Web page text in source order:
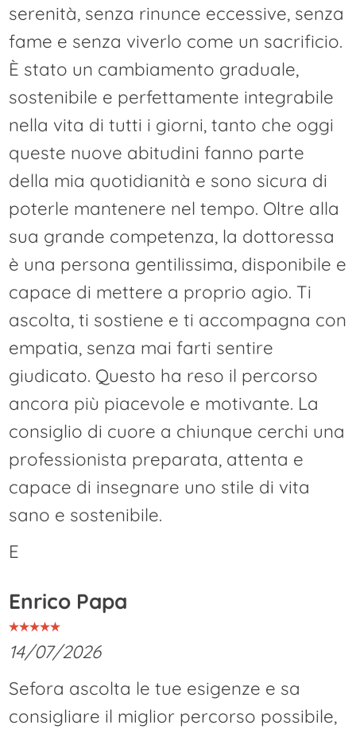
serenità, senza rinunce eccessive, senza
fame e senza viverlo come un sacrificio.
È stato un cambiamento graduale,
sostenibile e perfettamente integrabile
nella vita di tutti i giorni, tanto che oggi
queste nuove abitudini fanno parte
della mia quotidianità e sono sicura di
poterle mantenere nel tempo. Oltre alla
sua grande competenza, la dottoressa
è una persona gentilissima, disponibile e
capace di mettere a proprio agio. Ti
ascolta, ti sostiene e ti accompagna con
empatia, senza mai farti sentire
giudicato. Questo ha reso il percorso
ancora più piacevole e motivante. La
consiglio di cuore a chiunque cerchi una
professionista preparata, attenta e
capace di insegnare uno stile di vita
sano e sostenibile.
E
Enrico Papa
14/07/2026
Sefora ascolta le tue esigenze e sa
consigliare il miglior percorso possibile,